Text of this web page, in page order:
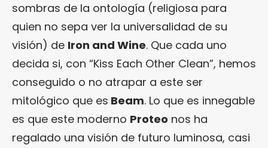
sombras de la ontología (religiosa para
quien no sepa ver la universalidad de su
visión) de Iron and Wine. Que cada uno
decida si, con “Kiss Each Other Clean”, hemos
conseguido o no atrapar a este ser
mitológico que es Beam. Lo que es innegable
es que este moderno Proteo nos ha
regalado una visión de futuro luminosa, casi